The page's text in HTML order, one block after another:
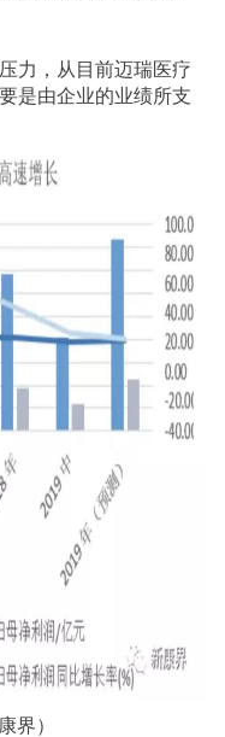
力，从目前迈瑞医疗
是由企业的业绩所支
界）